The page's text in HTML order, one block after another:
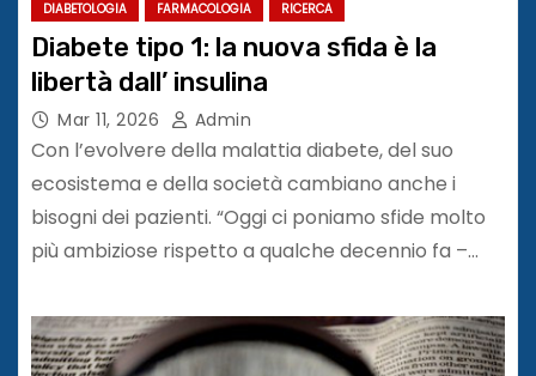
DIABETOLOGIA FARMACOLOGIA RICERCA
Diabete tipo 1: la nuova sfida è la
libertà dall’ insulina
Mar 11, 2026 Admin
Con l’evolvere della malattia diabete, del suo
ecosistema e della società cambiano anche i
bisogni dei pazienti. “Oggi ci poniamo sfide molto
più ambiziose rispetto a qualche decennio fa –…